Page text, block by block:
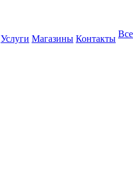
Услуги Магазины Контакты Все